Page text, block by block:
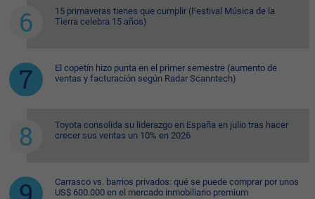
15 primaveras tienes que cumplir (Festival Música de la
Tierra celebra 15 años)
El copetín hizo punta en el primer semestre (aumento de
ventas y facturación según Radar Scanntech)
Toyota consolida su liderazgo en España en julio tras hacer
crecer sus ventas un 10% en 2026
Carrasco vs. barrios privados: qué se puede comprar por unos
US$ 600.000 en el mercado inmobiliario premium